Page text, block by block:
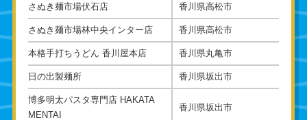
さぬき麺市場伏石店 香川県高松市
さぬき麺市場林中央インター店 香川県高松市
本格手打ちうどん 香川屋本店 香川県丸亀市
日の出製麺所 香川県坂出市
博多明太パスタ専門店 HAKATA
MENTAI
香川県坂出市